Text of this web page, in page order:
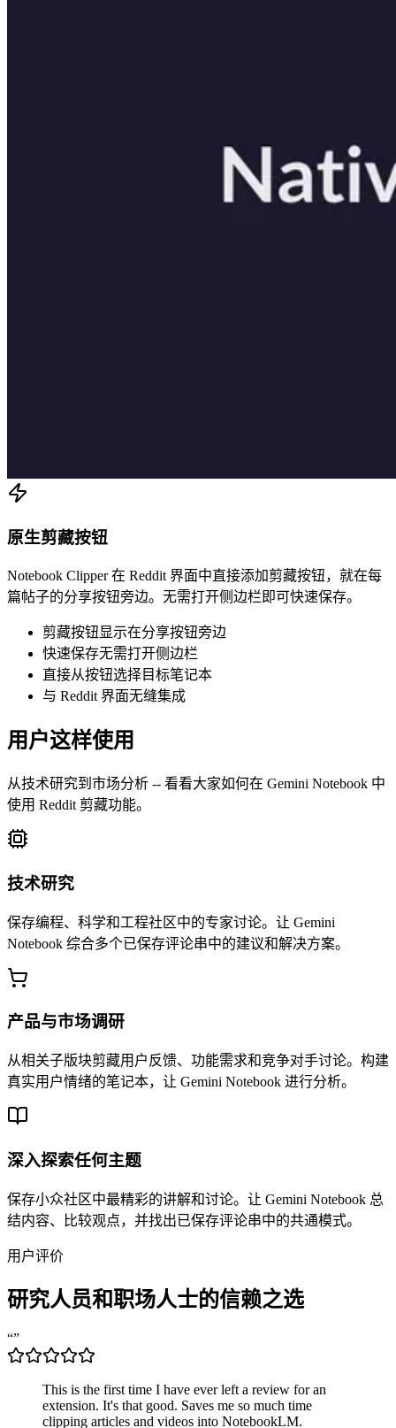
原生剪藏按钮
Notebook Clipper 在 Reddit 界面中直接添加剪藏按钮，就在每
篇帖子的分享按钮旁边。无需打开侧边栏即可快速保存。
剪藏按钮显示在分享按钮旁边
快速保存无需打开侧边栏
直接从按钮选择目标笔记本
与 Reddit 界面无缝集成
用户这样使用
从技术研究到市场分析 -- 看看大家如何在 Gemini Notebook 中
使用 Reddit 剪藏功能。
技术研究
保存编程、科学和工程社区中的专家讨论。让 Gemini
Notebook 综合多个已保存评论串中的建议和解决方案。
产品与市场调研
从相关子版块剪藏用户反馈、功能需求和竞争对手讨论。构建
真实用户情绪的笔记本，让 Gemini Notebook 进行分析。
深入探索任何主题
保存小众社区中最精彩的讲解和讨论。让 Gemini Notebook 总
结内容、比较观点，并找出已保存评论串中的共通模式。
用户评价
研究人员和职场人士的信赖之选
“”
This is the first time I have ever left a review for an
extension. It's that good. Saves me so much time
clipping articles and videos into NotebookLM.